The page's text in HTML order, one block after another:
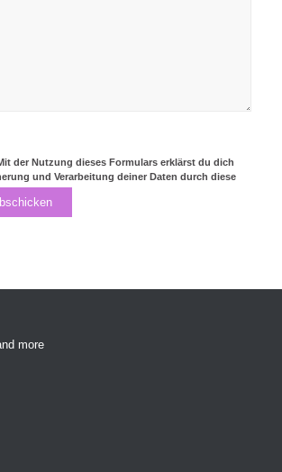
der Nutzung dieses Formulars erklärst du dich
und Verarbeitung deiner Daten durch diese
more